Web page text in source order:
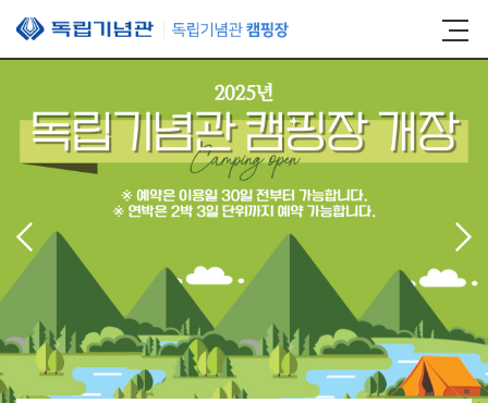
본문 바로가기